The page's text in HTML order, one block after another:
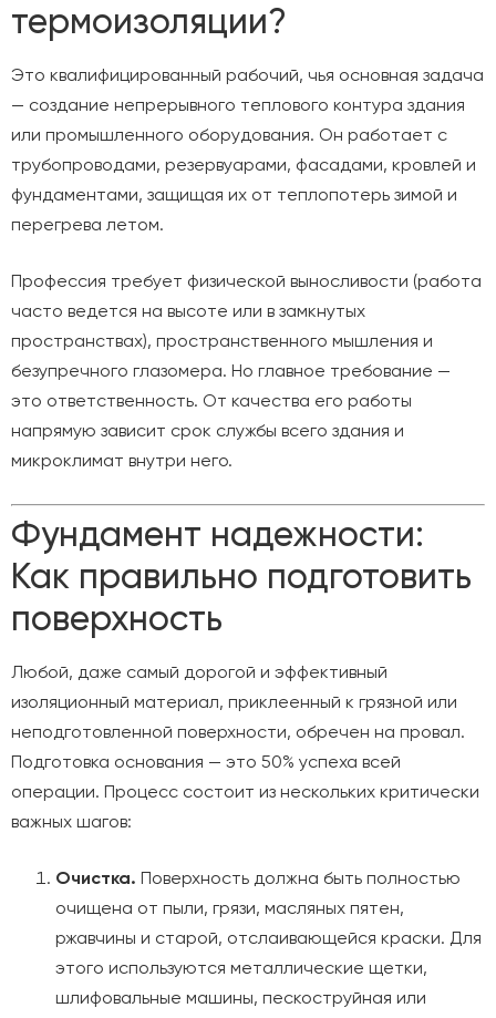
термоизоляции?
Это квалифицированный рабочий, чья основная задача
— создание непрерывного теплового контура здания
или промышленного оборудования. Он работает с
трубопроводами, резервуарами, фасадами, кровлей и
фундаментами, защищая их от теплопотерь зимой и
перегрева летом.
Профессия требует физической выносливости (работа
часто ведется на высоте или в замкнутых
пространствах), пространственного мышления и
безупречного глазомера. Но главное требование —
это ответственность. От качества его работы
напрямую зависит срок службы всего здания и
микроклимат внутри него.
Фундамент надежности:
Как правильно подготовить
поверхность
Любой, даже самый дорогой и эффективный
изоляционный материал, приклеенный к грязной или
неподготовленной поверхности, обречен на провал.
Подготовка основания — это 50% успеха всей
операции. Процесс состоит из нескольких критически
важных шагов:
Очистка. Поверхность должна быть полностью
очищена от пыли, грязи, масляных пятен,
ржавчины и старой, отслаивающейся краски. Для
этого используются металлические щетки,
шлифовальные машины, пескоструйная или